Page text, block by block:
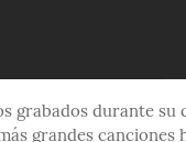
grabados durante su
más grandes